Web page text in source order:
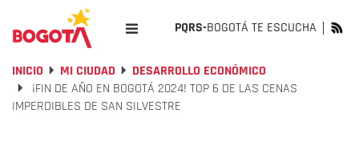
PQRS-BOGOTÁ TE ESCUCHA
INICIO MI CIUDAD
DESARROLLO ECONÓMICO
¡FIN DE AÑO EN BOGOTÁ 2024! TOP 6 DE LAS CENAS
IMPERDIBLES DE SAN SILVESTRE